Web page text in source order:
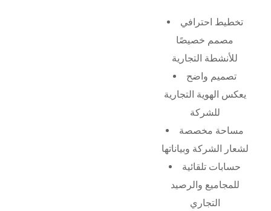
تخطيط احترافي
مصمم خصيصًا
للأنشطة التجارية
تصميم واضح
يعكس الهوية التجارية
للشركة
مساحة مخصصة
لشعار الشركة وبياناتها
حسابات تلقائية
للمجاميع والرصيد
التجاري